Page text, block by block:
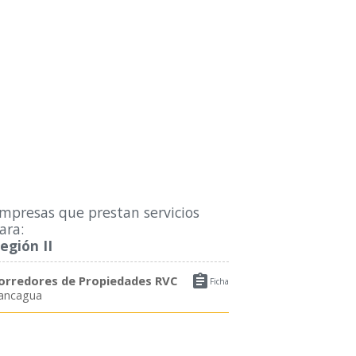
que prestan servicios
II
 Ficha
de Propiedades RVC